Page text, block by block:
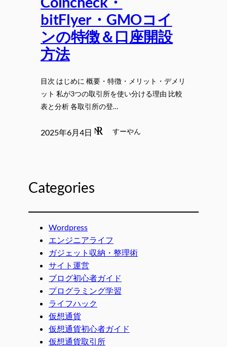
bitFlyer・GMOコイ
ンの特徴＆口座開設
方法
目次 はじめに 概要・特徴・メリット・デメリ
ット 私が3つの取引所を使い分ける理由 比較
表と分析 各取引所の登…
2025年6月4日 すーやん
Categories
Wordpress
エンジニアライフ
ガジェット収納・整理術
サイト運営
ブログ初心者ガイド
プログラミング学習
ライフハック
仮想通貨
仮想通貨初心者ガイド
仮想通貨取引所